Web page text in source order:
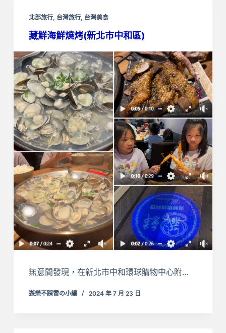
北部旅行, 台灣旅行, 台灣美食
藏鮮海鮮燒烤(新北市中和區)
無意間發現，在新北市中和環球購物中心附…
遊樂不踩雷の小編 2024 年 7 月 23 日